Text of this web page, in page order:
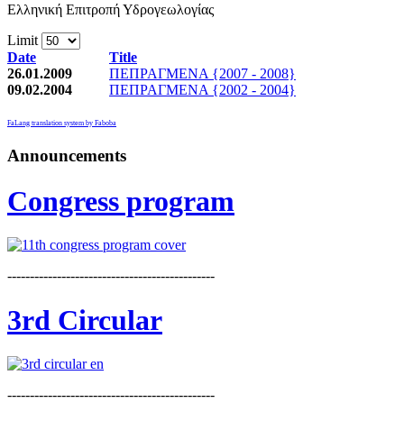
Ελληνική Επιτροπή Υδρογεωλογίας
Limit
Date
Title
26.01.2009
ΠΕΠΡΑΓΜΕΝΑ {2007 - 2008}
09.02.2004
ΠΕΠΡΑΓΜΕΝΑ {2002 - 2004}
FaLang translation system by Faboba
Announcements
Congress program
----------------------------------------------
3rd Circular
----------------------------------------------